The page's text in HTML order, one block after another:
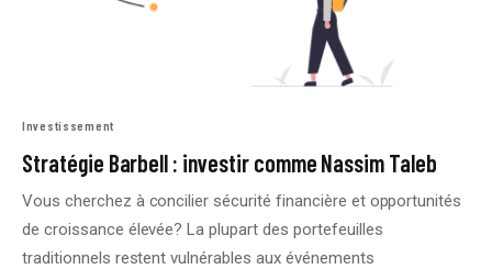
Investissement
Stratégie Barbell : investir comme Nassim Taleb
Vous cherchez à concilier sécurité financière et opportunités
de croissance élevée? La plupart des portefeuilles
traditionnels restent vulnérables aux événements